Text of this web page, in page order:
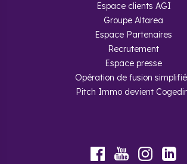
Espace clients AGI
Groupe Altarea
Espace Partenaires
Recrutement
Espace presse
Opération de fusion
Pitch Immo devient
FacebookYoutube